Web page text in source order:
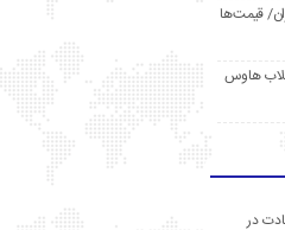
قیمت‌ها
/دردسر کلاب هاوس
در